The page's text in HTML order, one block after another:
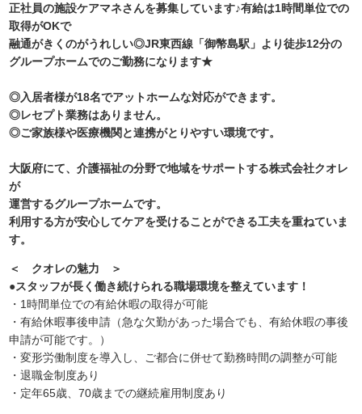
正社員の施設ケアマネさんを募集しています♪有給は1時間単位での
取得がOKで
融通がきくのがうれしい◎JR東西線「御幣島駅」より徒歩12分の
グループホームでのご勤務になります★
◎入居者様が18名でアットホームな対応ができます。
◎レセプト業務はありません。
◎ご家族様や医療機関と連携がとりやすい環境です。
大阪府にて、介護福祉の分野で地域をサポートする株式会社クオレ
が
運営するグループホームです。
利用する方が安心してケアを受けることができる工夫を重ねていま
す。
＜ クオレの魅力 ＞
●スタッフが長く働き続けられる職場環境を整えています！
・1時間単位での有給休暇の取得が可能
・有給休暇事後申請（急な欠勤があった場合でも、有給休暇の事後
申請が可能です。）
・変形労働制度を導入し、ご都合に併せて勤務時間の調整が可能
・退職金制度あり
・定年65歳、70歳までの継続雇用制度あり